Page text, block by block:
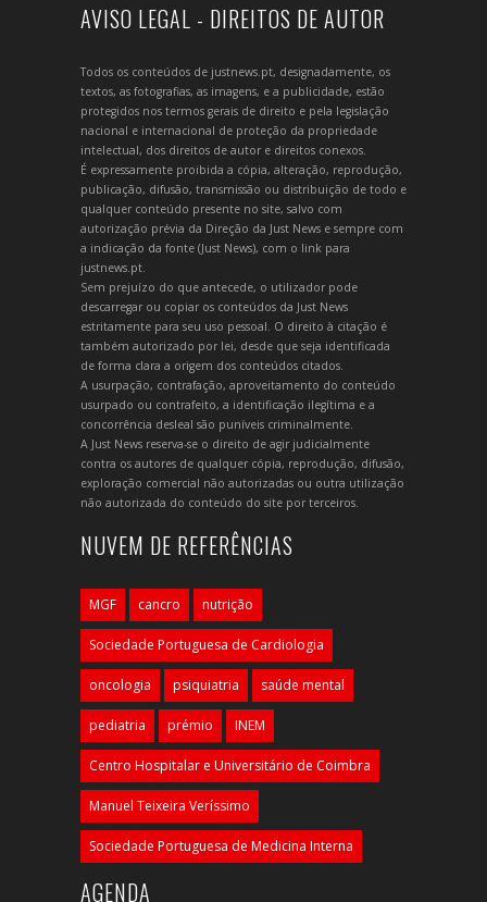
AVISO LEGAL - DIREITOS DE AUTOR
Todos os conteúdos de justnews.pt, designadamente, os
textos, as fotografias, as imagens, e a publicidade, estão
protegidos nos termos gerais de direito e pela legislação
nacional e internacional de proteção da propriedade
intelectual, dos direitos de autor e direitos conexos.
É expressamente proibida a cópia, alteração, reprodução,
publicação, difusão, transmissão ou distribuição de todo e
qualquer conteúdo presente no site, salvo com
autorização prévia da Direção da Just News e sempre com
a indicação da fonte (Just News), com o link para
justnews.pt.
Sem prejuízo do que antecede, o utilizador pode
descarregar ou copiar os conteúdos da Just News
estritamente para seu uso pessoal. O direito à citação é
também autorizado por lei, desde que seja identificada
de forma clara a origem dos conteúdos citados.
A usurpação, contrafação, aproveitamento do conteúdo
usurpado ou contrafeito, a identificação ilegítima e a
concorrência desleal são puníveis criminalmente.
A Just News reserva-se o direito de agir judicialmente
contra os autores de qualquer cópia, reprodução, difusão,
exploração comercial não autorizadas ou outra utilização
não autorizada do conteúdo do site por terceiros.
NUVEM DE REFERÊNCIAS
MGF cancro nutrição
Sociedade Portuguesa de Cardiologia
oncologia psiquiatria saúde mental
pediatria prémio INEM
Centro Hospitalar e Universitário de Coimbra
Manuel Teixeira Veríssimo
Sociedade Portuguesa de Medicina Interna
AGENDA